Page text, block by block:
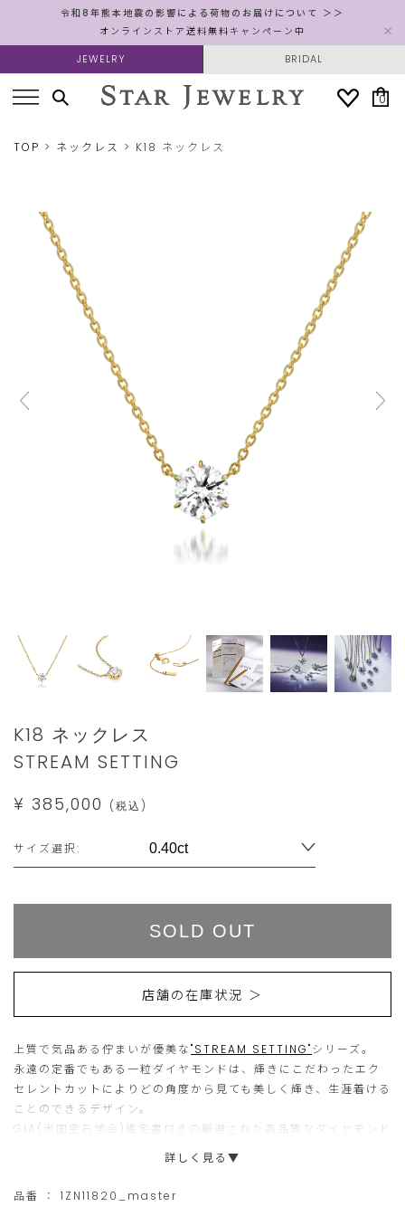
令和8年熊本地震の影響による荷物のお届けについて ＞＞
オンラインストア送料無料キャンペーン中
JEWELRY BRIDAL
0
TOP ネックレス K18 ネックレス
Details
https://www.star-
jewelry.com/1ZN1179.html
K18 ネックレス
STREAM SETTING
¥ 385,000
(税込)
サイズ選択:
Product
SOLD OUT
店舗の在庫状況 ＞
上質で気品ある佇まいが優美な"STREAM SETTING"シリーズ。
永遠の定番でもある一粒ダイヤモンドは、輝きにこだわったエク
セレントカットによりどの角度から見ても美しく輝き、生涯着ける
ことのできるデザイン。
GIA(米国宝石学会)鑑定書付きの厳選された高品質なダイヤモンド
詳しく見る▼
品番 ： 1ZN11820_master